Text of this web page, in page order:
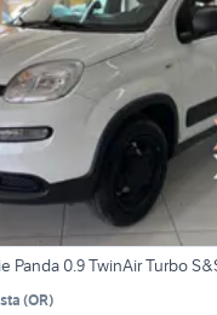
Panda 0.9 TwinAir Turbo
(OR)